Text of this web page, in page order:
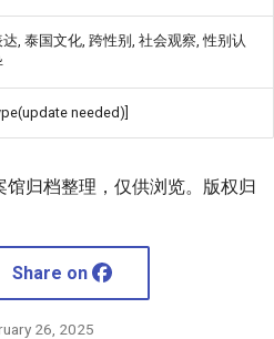
达, 泰国文化, 跨性别, 社会观察, 性别认
needed)]
归档整理，仅供浏览。版权归
Share on
26, 2025